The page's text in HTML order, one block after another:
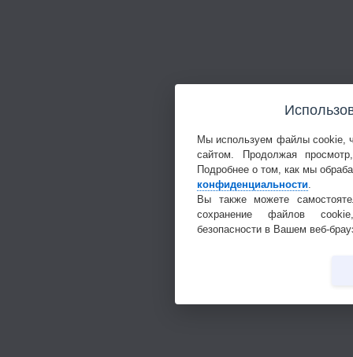
Мы используем файлы cookie,
сайтом. Продолжая
Подробнее о том, как мы
конфиденциальности.
Вы также можете
сохранение файлов
безопасности в Вашем веб-